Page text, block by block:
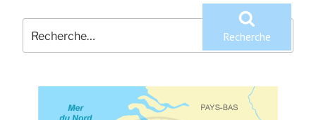
Recherche
pour
:
Recherche